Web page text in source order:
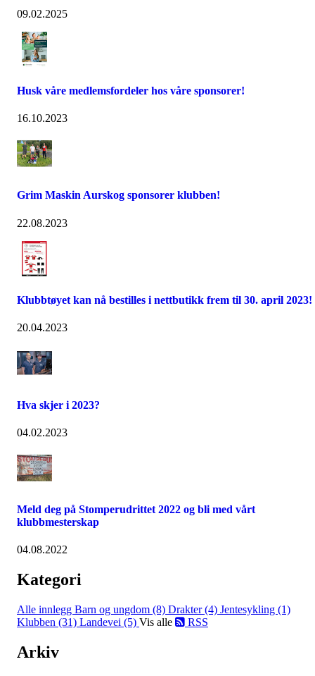
09.02.2025
Husk våre medlemsfordeler hos våre sponsorer!
16.10.2023
Grim Maskin Aurskog sponsorer klubben!
22.08.2023
Klubbtøyet kan nå bestilles i nettbutikk frem til 30. april 2023!
20.04.2023
Hva skjer i 2023?
04.02.2023
Meld deg på Stomperudrittet 2022 og bli med vårt
klubbmesterskap
04.08.2022
Kategori
Alle innlegg Barn og ungdom (8) Drakter (4) Jentesykling (1)
Klubben (31) Landevei (5) Vis alle RSS
Arkiv